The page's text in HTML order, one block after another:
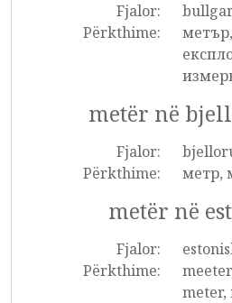
Fjalor:
Përkthime:
metër në
Fjalor:
Përkthime:
метр,
metër në
Fjalor:
Përkthime:
meter,